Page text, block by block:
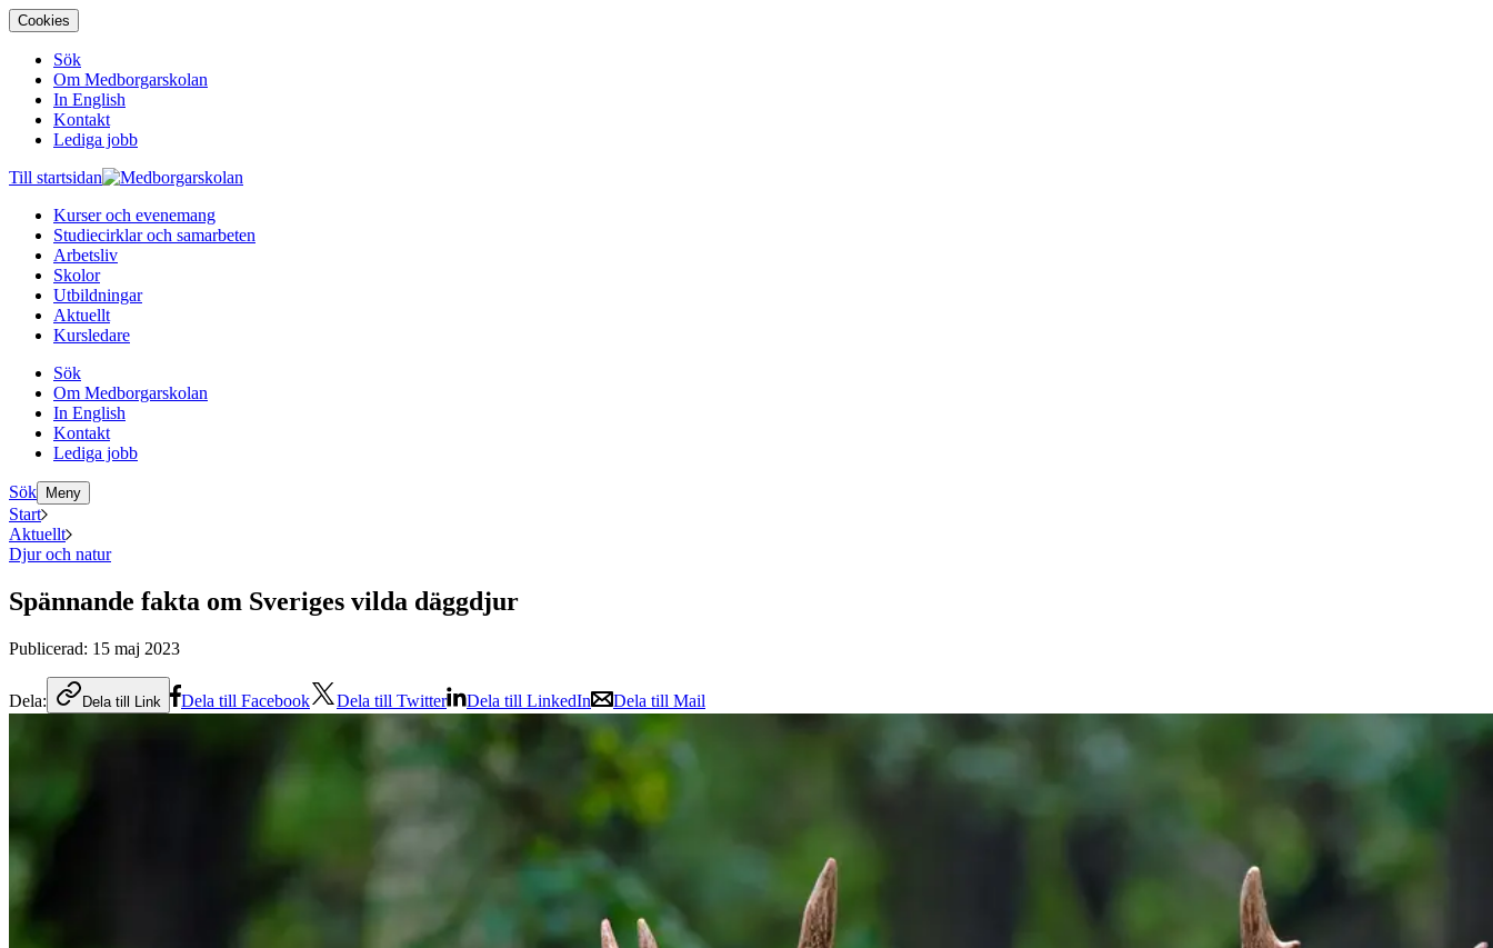
Cookies
Sök
Om Medborgarskolan
In English
Kontakt
Lediga jobb
Till startsidan
Kurser och evenemang
Studiecirklar och samarbeten
Arbetsliv
Skolor
Utbildningar
Aktuellt
Kursledare
Sök
Om Medborgarskolan
In English
Kontakt
Lediga jobb
Sök Meny
Start
Aktuellt
Djur och natur
Spännande fakta om Sveriges vilda däggdjur
Publicerad: 15 maj 2023
Dela: Dela till Link Dela till Facebook Dela till Twitter Dela till LinkedIn Dela till Mail